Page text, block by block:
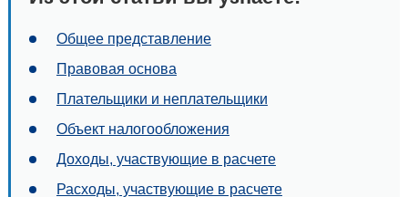
Общее представление
Правовая основа
Плательщики и неплательщики
Объект налогообложения
Доходы, участвующие в расчете
Расходы, участвующие в расчете